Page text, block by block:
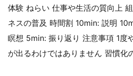
体験 ねらい 仕事や生活の質向上
ネスの普及 時間割 10min: 説明
瞑想 5min: 振り返り 注意事項 1度
が出るわけではありません 習慣化